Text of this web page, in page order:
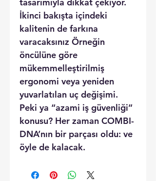
İkinci bakışta içindeki
kalitenin de farkına
varacaksınız Örneğin
öncülüne göre
mükemmelleştirilmiş
ergonomi veya yeniden
yuvarlatılan uç değişimi.
Peki ya “azami iş güvenliği”
konusu? Her zaman COMBI-
DNA’nın bir parçası oldu: ve
öyle de kalacak.